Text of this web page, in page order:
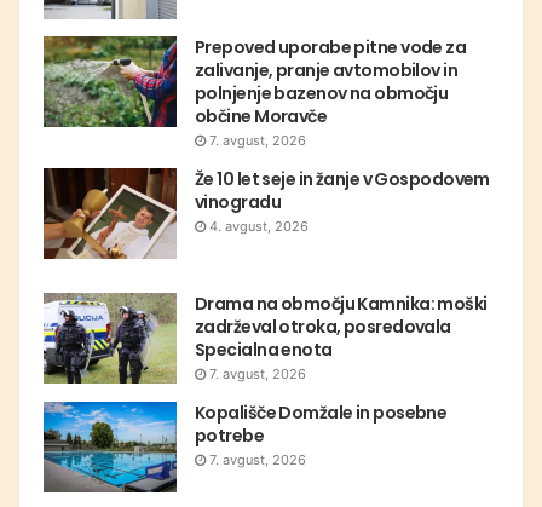
Prepoved uporabe pitne vode za
zalivanje, pranje avtomobilov in
polnjenje bazenov na območju
občine Moravče
7. avgust, 2026
Že 10 let seje in žanje v Gospodovem
vinogradu
4. avgust, 2026
Drama na območju Kamnika: moški
zadrževal otroka, posredovala
Specialna enota
7. avgust, 2026
Kopališče Domžale in posebne
potrebe
7. avgust, 2026